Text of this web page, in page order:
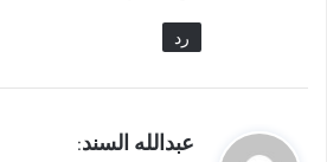
رد
يعبدالله السند: